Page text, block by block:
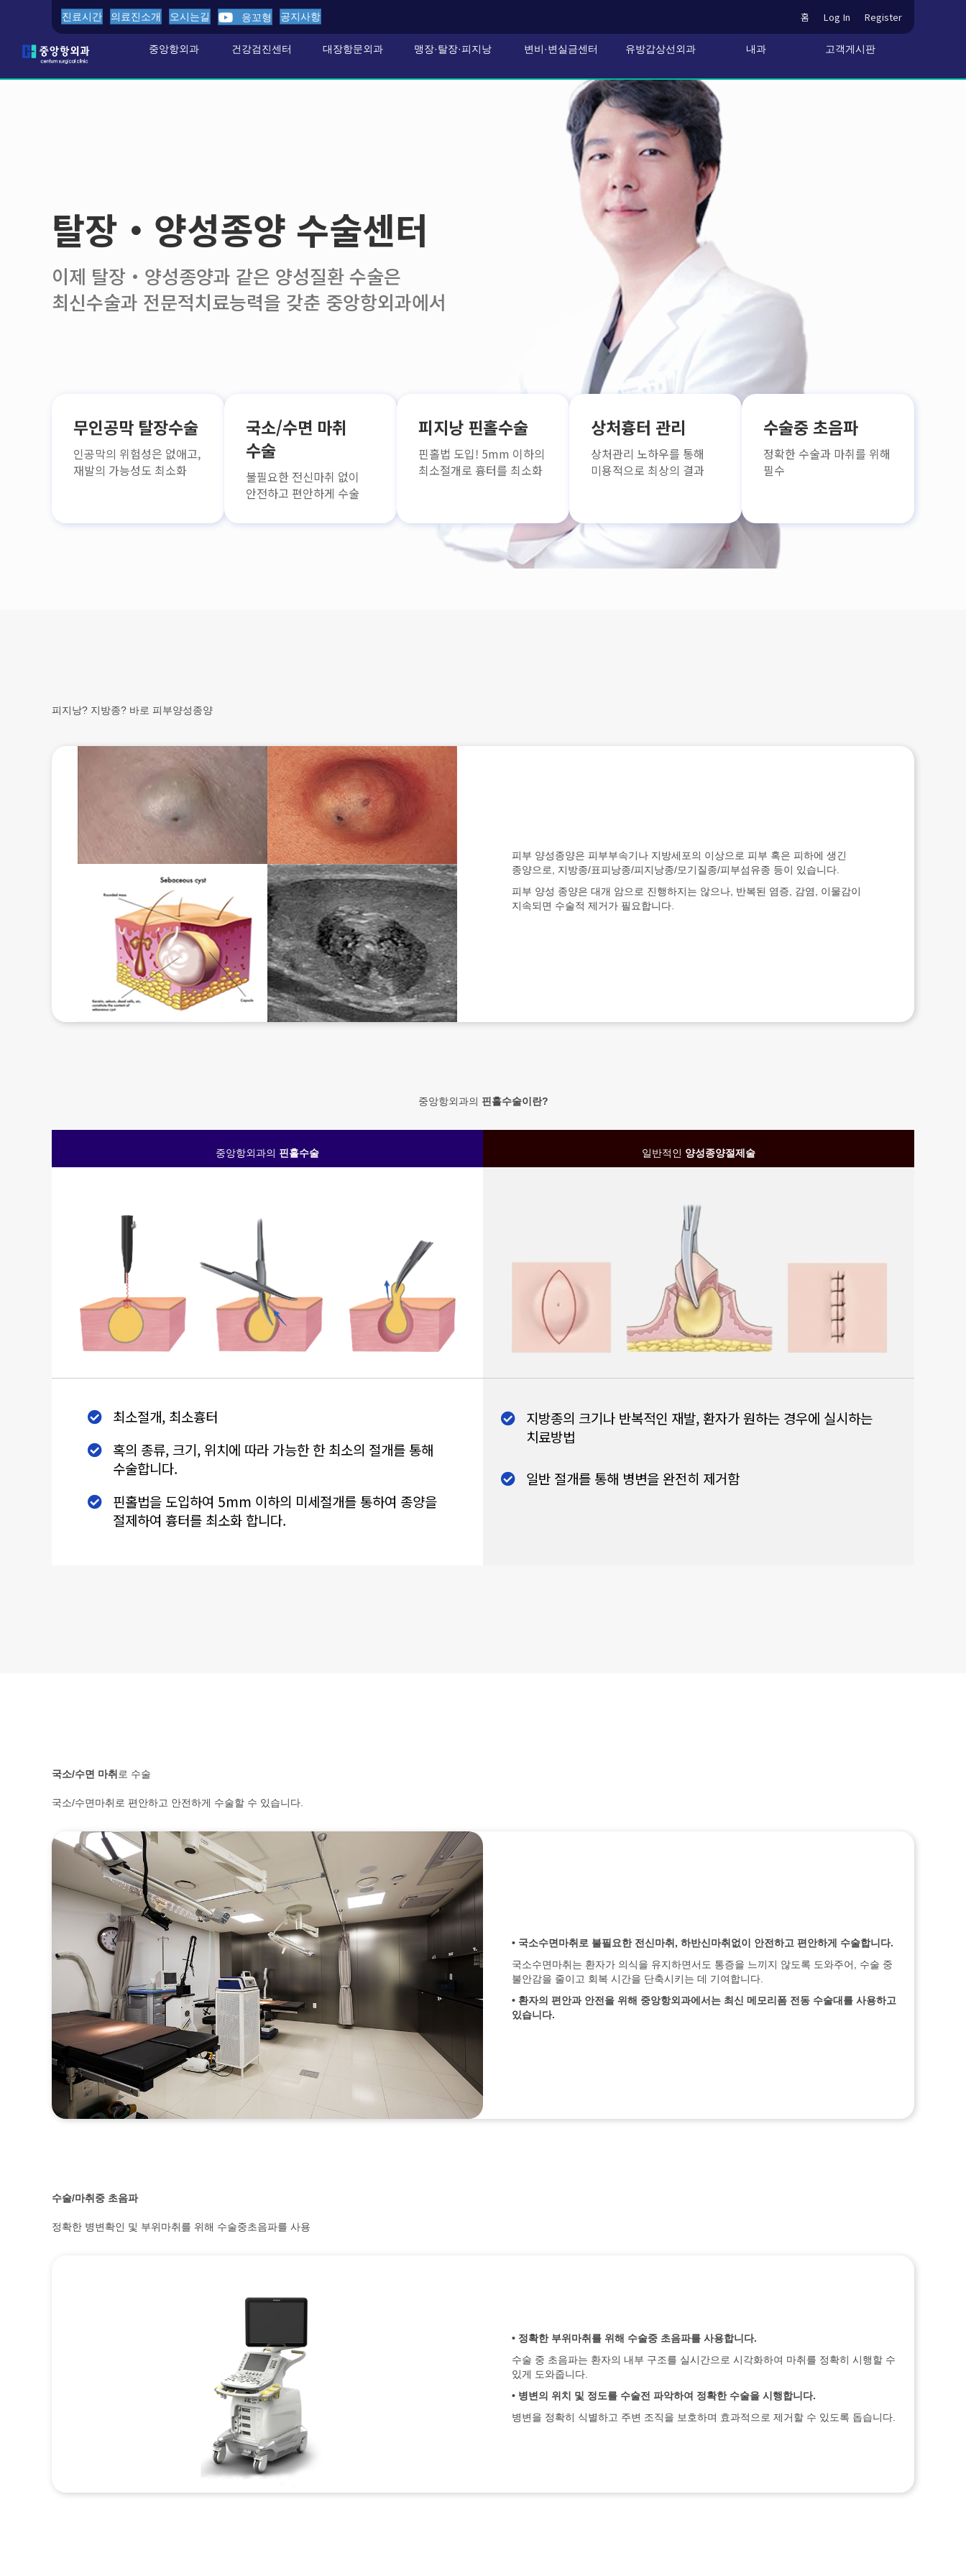
진료시간 의료진소개 오시는길 응꼬형 공지사항 홈 Log In Register
중앙항외과 건강검진센터 대장항문외과 맹장·탈장·피지낭 변비·변실금센터 유방갑상선외과 내과 고객게시판
탈장・양성종양 수술센터
이제 탈장・양성종양과 같은 양성질환 수술은
최신수술과 전문적치료능력을 갖춘 중앙항외과에서
무인공막 탈장수술
인공막의 위험성은 없애고,
재발의 가능성도 최소화
국소/수면 마취
수술
불필요한 전신마취 없이
안전하고 편안하게 수술
피지낭 핀홀수술
핀홀법 도입! 5mm 이하의
최소절개로 흉터를 최소화
상처흉터 관리
상처관리 노하우를 통해
미용적으로 최상의 결과
수술중 초음파
정확한 수술과 마취를 위해
필수
피지낭? 지방종? 바로 피부양성종양
피부 양성종양은 피부부속기나 지방세포의 이상으로 피부 혹은 피하에 생긴
종양으로, 지방종/표피낭종/피지낭종/모기질종/피부섬유종 등이 있습니다.
피부 양성 종양은 대개 암으로 진행하지는 않으나, 반복된 염증, 감염, 이물감이
지속되면 수술적 제거가 필요합니다.
중앙항외과의 핀홀수술이란?
중앙항외과의 핀홀수술
최소절개, 최소흉터
혹의 종류, 크기, 위치에 따라 가능한 한 최소의 절개를 통해
수술합니다.
핀홀법을 도입하여 5mm 이하의 미세절개를 통하여 종양을
절제하여 흉터를 최소화 합니다.
일반적인 양성종양절제술
지방종의 크기나 반복적인 재발, 환자가 원하는 경우에 실시하는
치료방법
일반 절개를 통해 병변을 완전히 제거함
국소/수면 마취 로 수술
국소/수면마취로 편안하고 안전하게 수술할 수 있습니다
• 국소수면마취로 불필요한 전신마취 , 하반신마취없이 안전하고 편안하게 수술합니다.
국소수면마취는 환자가 의식을 유지하면서도 통증을 느끼지 않도록 도와주어, 수술 중
불안감을 줄이고 회복 시간을 단축시키는 데 기여합니다.
• 환자의 편안과 안전을 위해 중앙항외과에서는 최신 메모리폼 전동 수술대를 사용하고
있습니다.
수술/마취중 초음파
정확한 병변확인 및 부위마취를 위해 수술중초음파를 사용
• 정확한 부위마취를 위해 수술중 초음파를 사용합니다.
수술 중 초음파는 환자의 내부 구조를 실시간으로 시각화하여 마취를 정확히 시행할 수
있게 도와줍니다.
• 병변의 위치 및 정도를 수술전 파악하여 정확한 수술을 시행합니다.
병변을 정확히 식별하고 주변 조직을 보호하며 효과적으로 제거할 수 있도록 돕습니다.